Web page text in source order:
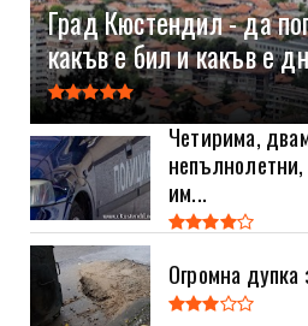
Град Кюстендил - да
какъв е бил и какъв е
Четирима,
непълнолетни,
им...
Огромна